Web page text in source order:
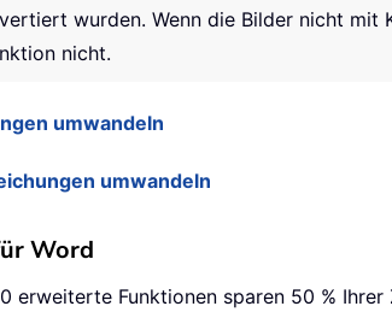
wurden. Wenn die Bilder nicht mit
nicht.
umwandeln
umwandeln
Word
erweiterte Funktionen sparen 50 %